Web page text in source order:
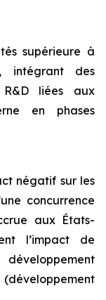
supérieure à
intégrant des
R&D liées aux
en phases
négatif sur les
concurrence
aux États-
l’impact de